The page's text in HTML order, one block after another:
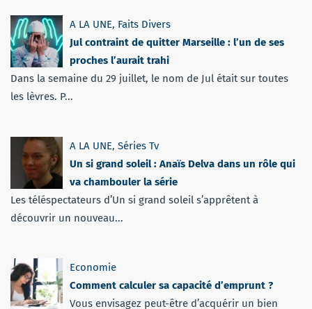
A LA UNE, Faits Divers
Jul contraint de quitter Marseille : l’un de ses
proches l’aurait trahi
Dans la semaine du 29 juillet, le nom de Jul était sur toutes
les lèvres. P...
A LA UNE, Séries Tv
Un si grand soleil : Anaïs Delva dans un rôle qui
va chambouler la série
Les téléspectateurs d’Un si grand soleil s’apprêtent à
découvrir un nouveau...
Economie
Comment calculer sa capacité d’emprunt ?
Vous envisagez peut-être d’acquérir un bien